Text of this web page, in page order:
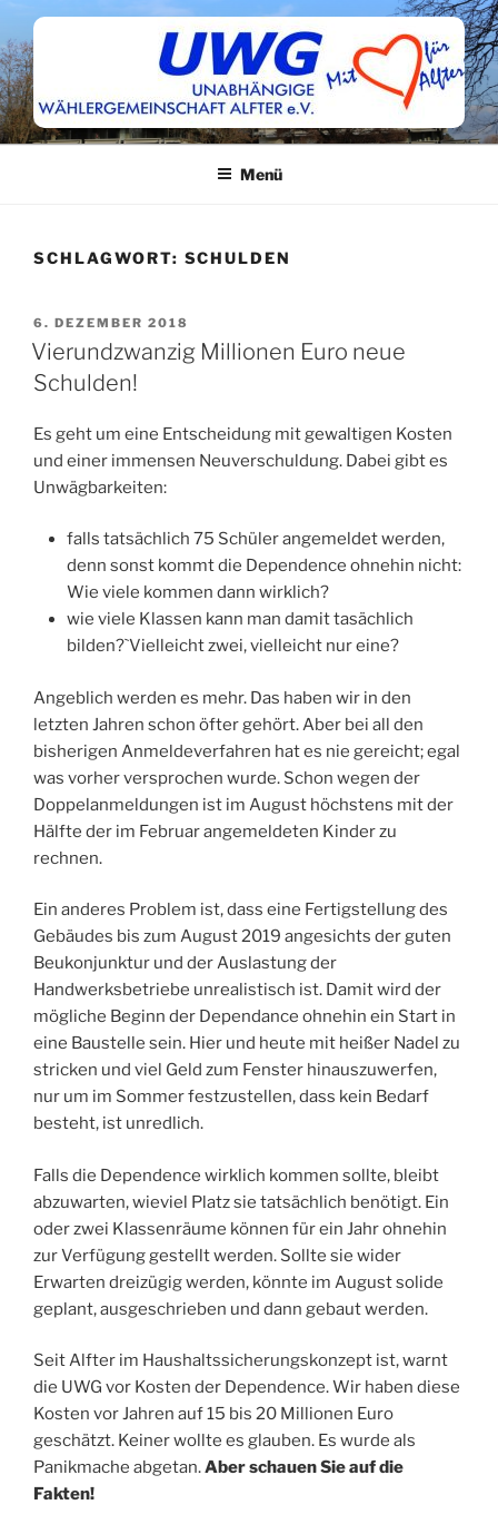
Inhalt
springen
Menü
SCHLAGWORT: SCHULDEN
VERÖFFENTLICHT
AM
6. DEZEMBER 2018
Vierundzwanzig Millionen Euro neue
Schulden!
Es geht um eine Entscheidung mit gewaltigen Kosten
und einer immensen Neuverschuldung. Dabei gibt es
Unwägbarkeiten:
falls tatsächlich 75 Schüler angemeldet werden,
denn sonst kommt die Dependence ohnehin nicht:
Wie viele kommen dann wirklich?
wie viele Klassen kann man damit tasächlich
bilden?`Vielleicht zwei, vielleicht nur eine?
Angeblich werden es mehr. Das haben wir in den
letzten Jahren schon öfter gehört. Aber bei all den
bisherigen Anmeldeverfahren hat es nie gereicht; egal
was vorher versprochen wurde. Schon wegen der
Doppelanmeldungen ist im August höchstens mit der
Hälfte der im Februar angemeldeten Kinder zu
rechnen.
Ein anderes Problem ist, dass eine Fertigstellung des
Gebäudes bis zum August 2019 angesichts der guten
Beukonjunktur und der Auslastung der
Handwerksbetriebe unrealistisch ist. Damit wird der
mögliche Beginn der Dependance ohnehin ein Start in
eine Baustelle sein. Hier und heute mit heißer Nadel zu
stricken und viel Geld zum Fenster hinauszuwerfen,
nur um im Sommer festzustellen, dass kein Bedarf
besteht, ist unredlich.
Falls die Dependence wirklich kommen sollte, bleibt
abzuwarten, wieviel Platz sie tatsächlich benötigt. Ein
oder zwei Klassenräume können für ein Jahr ohnehin
zur Verfügung gestellt werden. Sollte sie wider
Erwarten dreizügig werden, könnte im August solide
geplant, ausgeschrieben und dann gebaut werden.
Seit Alfter im Haushaltssicherungskonzept ist, warnt
die UWG vor Kosten der Dependence. Wir haben diese
Kosten vor Jahren auf 15 bis 20 Millionen Euro
geschätzt. Keiner wollte es glauben. Es wurde als
Panikmache abgetan.Aber schauen Sie auf die
Fakten!